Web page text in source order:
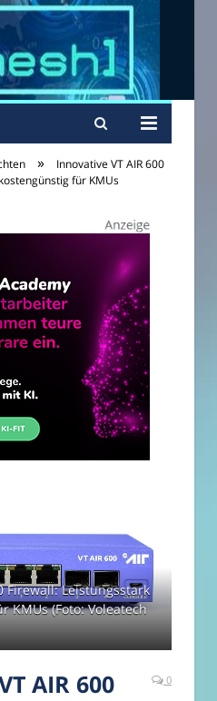
»
Innovative VT AIR 600
für KMUs
Firewall: Leistungsstark
KMUs (Foto: Voleatech
AIR 600
0